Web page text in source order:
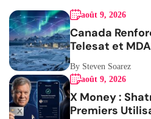
août 9, 2026
Canada
Telesat et
By Steven Soarez
août 9, 2026
X Money :
Premiers